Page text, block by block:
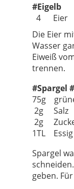
#Eigelb
4 Eier
Die Eier
Wasser
Eiweiß
trennen.
#Spargel
75g
2g Salz
2g
1TL Essig
Spargel
geben.